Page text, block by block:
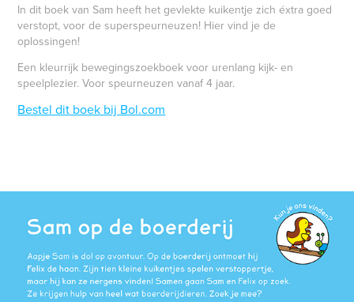
In dit boek van Sam heeft het gevlekte kuikentje zich éxtra goed
verstopt, voor de superspeurneuzen! Hier vind je de
oplossingen! ​
Een kleurrijk bewegingszoekboek voor urenlang kijk- en
speelplezier. Voor speurneuzen vanaf 4 jaar.​
Bestel dit boek bij Bol.com